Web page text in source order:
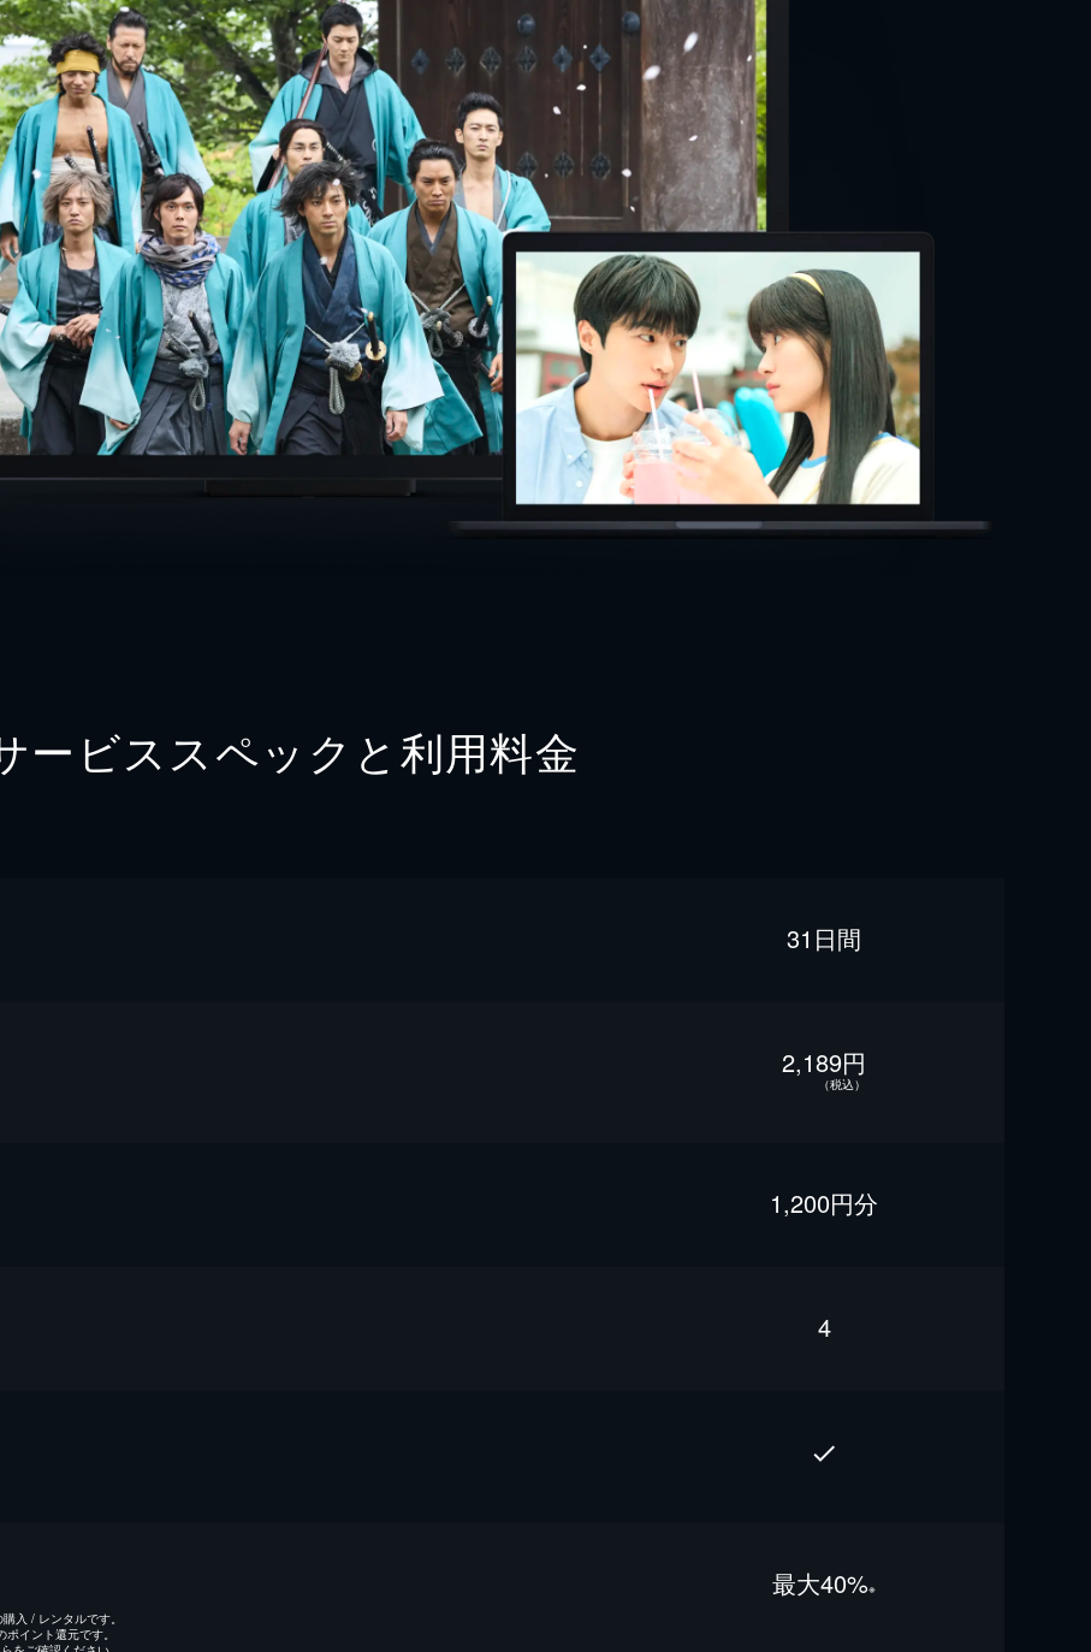
ービススペックと利用料金
31日間
2,189円
（税込）
1,200円分
4
最⼤40%※
入 / レンタルです。
イント還元です。